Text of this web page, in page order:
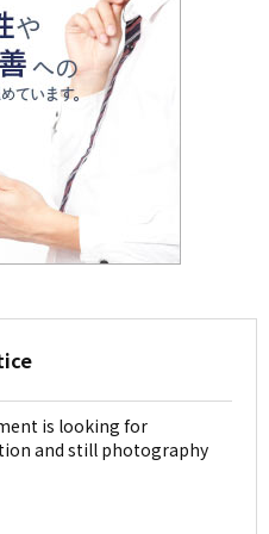
is looking for
and still photography